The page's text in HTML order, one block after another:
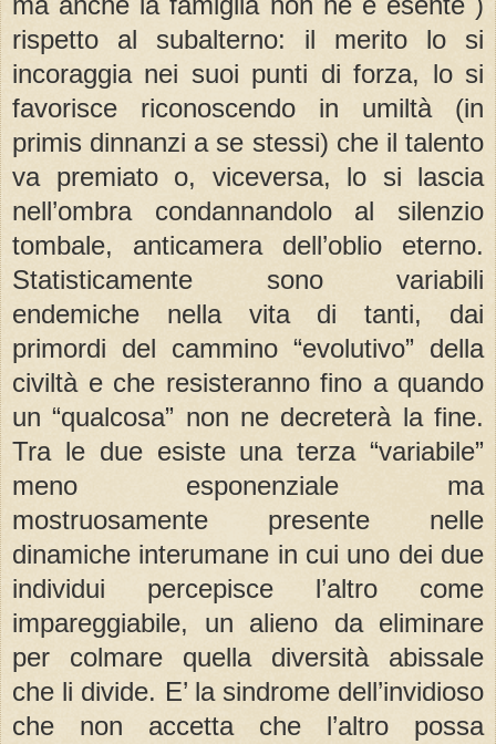
rispetto al subalterno: il merito lo si
incoraggia nei suoi punti di forza, lo si
favorisce riconoscendo in umiltà (in
primis dinnanzi a se stessi) che il talento
va premiato o, viceversa, lo si lascia
nell’ombra condannandolo al silenzio
tombale, anticamera dell’oblio eterno.
Statisticamente sono variabili
endemiche nella vita di tanti, dai
primordi del cammino “evolutivo” della
civiltà e che resisteranno fino a quando
un “qualcosa” non ne decreterà la fine.
Tra le due esiste una terza “variabile”
meno esponenziale ma
mostruosamente presente nelle
dinamiche interumane in cui uno dei due
individui percepisce l’altro come
impareggiabile, un alieno da eliminare
per colmare quella diversità abissale
che li divide. E’ la sindrome dell’invidioso
che non accetta che l’altro possa